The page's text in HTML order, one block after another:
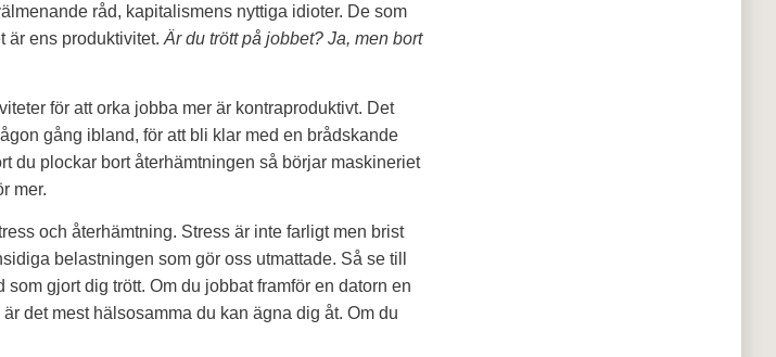
råd, kapitalismens nyttiga idioter. De som
är ens produktivitet. Är du trött på jobbet? Ja, men bort
för att orka jobba mer är kontraproduktivt. Det
gång ibland, för att bli klar med en brådskande
du plockar bort återhämtningen så börjar maskineriet
mer.
och återhämtning. Stress är inte farligt men brist
belastningen som gör oss utmattade. Så se till
gjort dig trött. Om du jobbat framför en datorn en
det mest hälsosamma du kan ägna dig åt. Om du